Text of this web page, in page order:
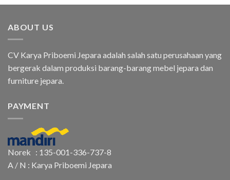
ABOUT US
CV Karya Priboemi Jepara adalah salah satu perusahaan yang
bergerak dalam produksi barang-barang mebel jepara dan
furniture jepara.
PAYMENT
Norek : 135-001-336-737-8
A / N : Karya Priboemi Jepara